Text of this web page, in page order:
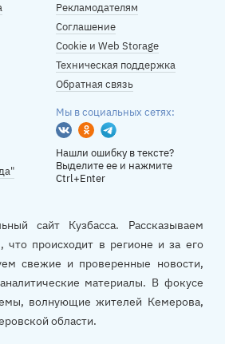
Рекламодателям
Соглашение
Cookie и Web Storage
Техническая поддержка
Обратная связь
Мы в социальных сетях:
Вконтакте
Одноклассники
Telegram
Нашли ошибку в тексте?
Выделите ее и нажмите
Ctrl+Enter
сайт Кузбасса. Рассказываем
что происходит в регионе и за его
свежие и проверенные новости,
материалы. В фокусе
волнующие жителей Кемерова,
области.